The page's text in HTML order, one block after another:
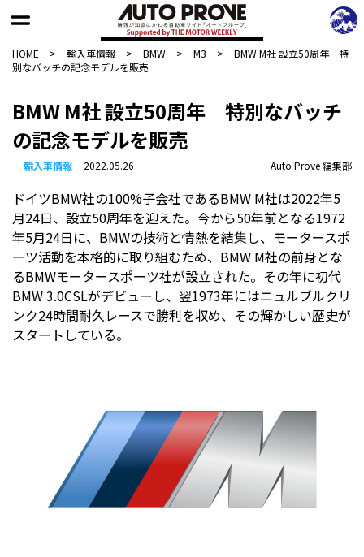
HOME > 輸入車情報 > BMW > M3 >
BMW M社 設立50周年 特
別なバッチの記念モデルを販売
BMW M社 設立50周年 特別なバッチ
の記念モデルを販売
輸入車情報 2022.05.26 Auto Prove 編集部
ドイツBMW社の100%子会社であるBMW M社は2022年5
月24日、設立50周年を迎えた。今から50年前となる1972
年5月24日に、BMWの技術と情熱を結集し、モータースポ
ーツ活動を本格的に取り組むため、BMW M社の前身とな
るBMWモータースポーツ社が設立された。その年に初代
BMW 3.0CSLがデビューし、翌1973年にはニュルブルクリ
ンク24時間耐久レースで勝利を収め、その輝かしい歴史が
スタートしている。